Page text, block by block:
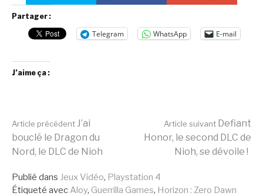
Partager :
Telegram WhatsApp E-mail
J’aime ça :
Lire
la
Article précédent J’ai
bouclé le Dragon du
Nord, le DLC de Nioh
Article suivant Defiant
Honor, le second DLC de
Nioh, se dévoile !
Publié dans Jeux Vidéo, Playstation 4
Étiqueté avec Aloy, Guerrilla Games, Horizon : Zero Dawn